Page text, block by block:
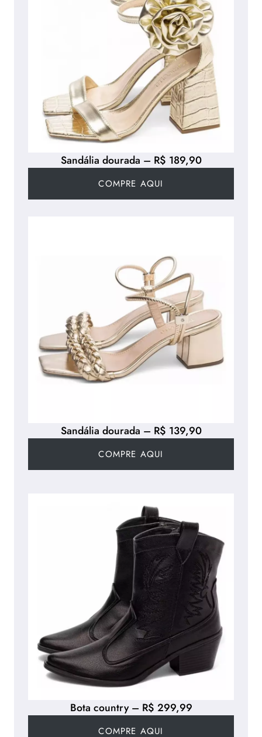
Sandália dourada – R$ 189,90
COMPRE AQUI
Sandália dourada – R$ 139,90
COMPRE AQUI
Bota country – R$ 299,99
COMPRE AQUI